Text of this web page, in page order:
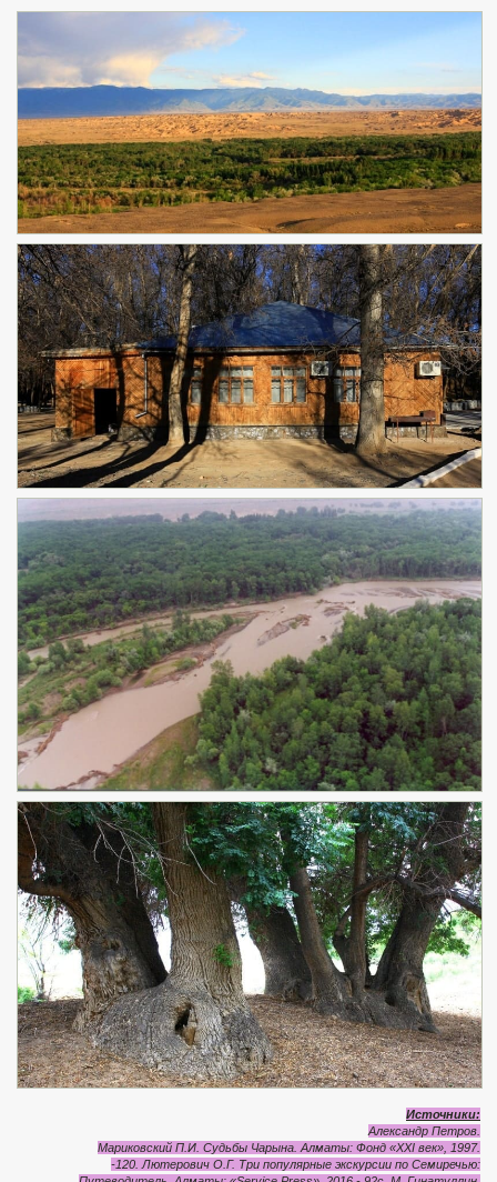
Источники:
Александр Петров.
Мариковский П.И. Судьбы Чарына. Алматы: Фонд «XXI век», 1997.
-120. Лютерович О.Г. Три популярные экскурсии по Семиречью: